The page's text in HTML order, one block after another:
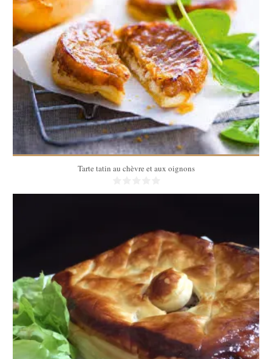
6
6
35 Min
Tarte tatin au chèvre et aux oignons
2 personnes
2 personnes
10 Min